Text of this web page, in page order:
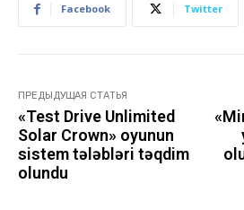
Facebook Twitter
ПРЕДЫДУЩАЯ СТАТЬЯ
«Test Drive Unlimited
Solar Crown» oyunun
sistem tələbləri təqdim
olundu